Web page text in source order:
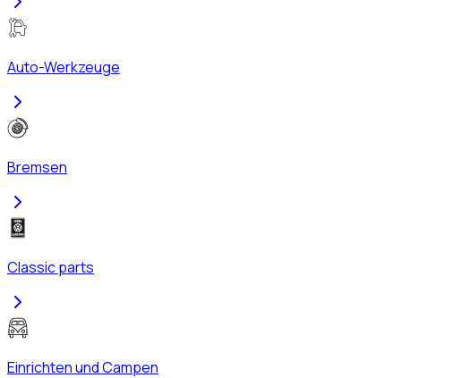
Auto-Werkzeuge
Bremsen
Classic parts
Einrichten und Campen